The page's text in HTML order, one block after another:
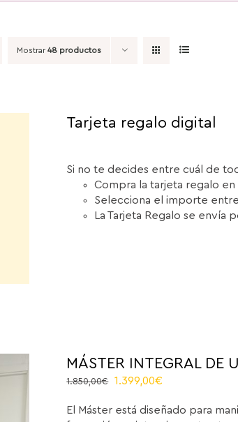
Mostrar48 productos
Tarjeta regalo digital
Si no te decides entre cuál de
Compra la tarjeta regalo en
Selecciona el importe
La Tarjeta Regalo se envía
MÁSTER INTEGRAL DE
1.850,00€
El
original
1.399,00€
actual
El Máster está diseñado para